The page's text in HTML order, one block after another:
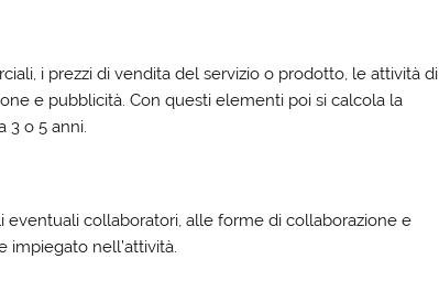
i prezzi di vendita del servizio o prodotto, le attività di
e pubblicità. Con questi elementi poi si calcola la
3 o 5 anni.
eventuali collaboratori, alle forme di collaborazione e
impiegato nell’attività.